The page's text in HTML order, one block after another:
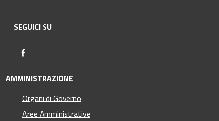
SEGUICI SU
AMMINISTRAZIONE
Organi di Governo
Aree Amministrative